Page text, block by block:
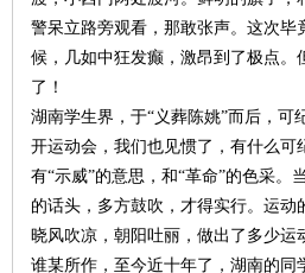
警呆立路旁观看，那敢张声。这次
候，几如中狂发癫，激昂到了极点
了！
湖南学生界，于“义葬陈姚”而后，
开运动会，我们也见惯了，有什么
有“示威”的意思，和“革命”的色采
的话头，多方鼓吹，才得实行。运
晓风吹凉，朝阳吐丽，做出了多少
谁某所作，至今近十年了，湖南的